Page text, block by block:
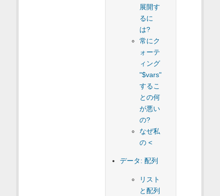
展開す
るに
は?
常にク
ォーテ
ィング
"$vars"
するこ
との何
が悪い
の?
なぜ私
の <
データ: 配列
リスト
と配列